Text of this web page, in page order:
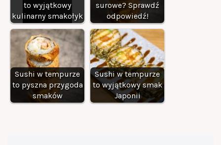
to wyjątkowy
kulinarny smakołyk
surowe? Sprawdź
odpowiedź!
Sushi w tempurze
to pyszna przygoda
smaków
Sushi w tempurze
to wyjątkowy smak
Japonii